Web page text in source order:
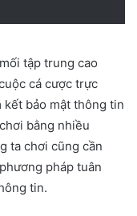
tập trung cao
cá cược trực
bảo mật thông tin
bằng nhiều
ta chơi cũng cần
pháp tuân
tin.